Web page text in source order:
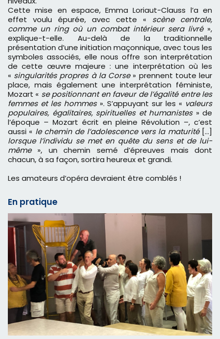
Cette mise en espace, Emma Loriaut-Clauss l’a en
effet voulu épurée, avec cette « scène centrale,
comme un ring où un combat intérieur sera livré»,
explique-t-elle. Au-delà de la traditionnelle
présentation d’une initiation maçonnique, avec tous les
symboles associés, elle nous offre son interprétation
de cette œuvre majeure : une interprétation où les
« singularités propres à la Corse» prennent toute leur
place, mais également une interprétation féministe,
Mozart « se positionnant en faveur de l’égalité entre les
femmes et les hommes ». S’appuyant sur les « valeurs
populaires, égalitaires, spirituelles et humanistes» de
l’époque – Mozart écrit en pleine Révolution –, c’est
aussi « le chemin de l’adolescence vers la maturité[…]
lorsque l’individu se met en quête du sens et de lui-
même», un chemin semé d’épreuves mais dont
chacun, à sa façon, sortira heureux et grandi.
Les amateurs d’opéra devraient être comblés !
En pratique